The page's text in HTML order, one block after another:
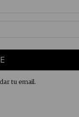
tu email.